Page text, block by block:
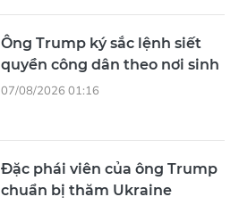
Ông Trump ký sắc lệnh siết
quyền công dân theo nơi sinh
07/08/2026 01:16
Đặc phái viên của ông Trump
chuẩn bị thăm Ukraine